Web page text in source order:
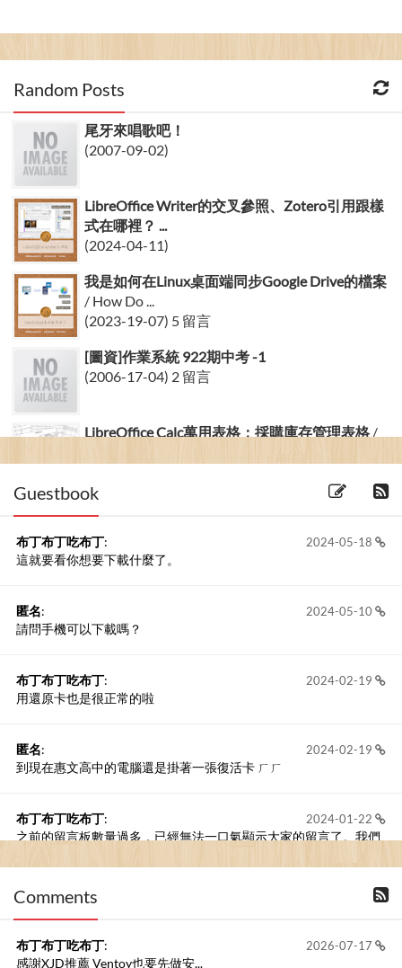
Random Posts
尾牙來唱歌吧！
(2007-09-02)
LibreOffice Writer的交叉參照、Zotero引用跟樣
式在哪裡？ ...
(2024-04-11)
我是如何在Linux桌面端同步Google Drive的檔案
/ How Do ...
(2023-19-07) 5 留言
[圖資]作業系統 922期中考 -1
(2006-17-04) 2 留言
LibreOffice Calc萬用表格：採購庫存管理表格 /
Guestbook
2024-05-18
布丁布丁吃布丁:
這就要看你想要下載什麼了。
2024-05-10
匿名:
請問手機可以下載嗎？
2024-02-19
布丁布丁吃布丁:
用還原卡也是很正常的啦
2024-02-19
匿名:
到現在惠文高中的電腦還是掛著一張復活卡 ㄏㄏ
2024-01-22
布丁布丁吃布丁:
之前的留言板數量過多，已經無法一口氣顯示大家的留言了。我們
Comments
2026-07-17
布丁布丁吃布丁:
感謝XJD推薦 Ventoy也要先做安...